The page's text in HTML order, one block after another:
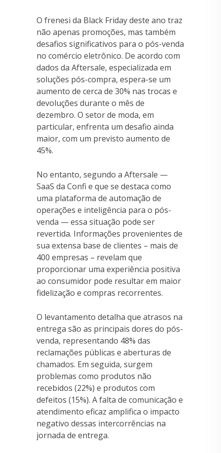
O frenesi da Black Friday deste ano traz
não apenas promoções, mas também
desafios significativos para o pós-venda
no comércio eletrônico. De acordo com
dados da Aftersale, especializada em
soluções pós-compra, espera-se um
aumento de cerca de 30% nas trocas e
devoluções durante o mês de
dezembro. O setor de moda, em
particular, enfrenta um desafio ainda
maior, com um previsto aumento de
45%.
No entanto, segundo a Aftersale —
SaaS da Confi e que se destaca como
uma plataforma de automação de
operações e inteligência para o pós-
venda — essa situação pode ser
revertida. Informações provenientes de
sua extensa base de clientes – mais de
400 empresas – revelam que
proporcionar uma experiência positiva
ao consumidor pode resultar em maior
fidelização e compras recorrentes.
O levantamento detalha que atrasos na
entrega são as principais dores do pós-
venda, representando 48% das
reclamações públicas e aberturas de
chamados. Em seguida, surgem
problemas como produtos não
recebidos (22%) e produtos com
defeitos (15%). A falta de comunicação e
atendimento eficaz amplifica o impacto
negativo dessas intercorrências na
jornada de entrega.